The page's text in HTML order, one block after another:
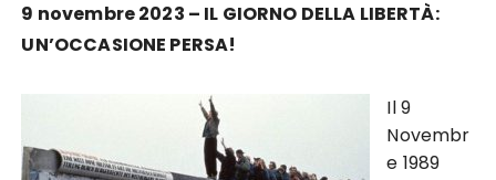
9 novembre 2023 – IL GIORNO DELLA LIBERTÀ:
UN’OCCASIONE PERSA!
Il 9
Novembr
e 1989